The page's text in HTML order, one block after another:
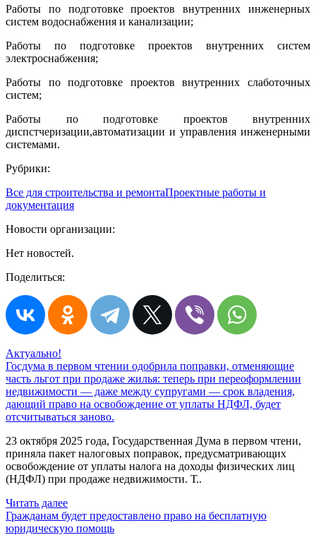
Работы по подготовке проектов внутренних инженерных
систем водоснабжения и канализации;
Работы по подготовке проектов внутренних систем
электроснабжения;
Работы по подготовке проектов внутренних слаботочных
систем;
Работы по подготовке проектов внутренних
диспстчеризации,автоматизации и управления инженерными
системами.
Рубрики:
Все для строительства и ремонтаПроектные работы и
документация
Новости организации:
Нет новостей.
Поделиться:
Актуально!
Госдума в первом чтении одобрила поправки, отменяющие
часть льгот при продаже жилья: теперь при переоформлении
недвижимости — даже между супругами — срок владения,
дающий право на освобождение от уплаты НДФЛ, будет
отсчитываться заново.
23 октября 2025 года, Государственная Дума в первом чтени,
приняла пакет налоговых поправок, предусматривающих
освобождение от уплаты налога на доходы физических лиц
(НДФЛ) при продаже недвижимости. Т..
Читать далее
Гражданам будет предоставлено право на бесплатную
юридическую помощь